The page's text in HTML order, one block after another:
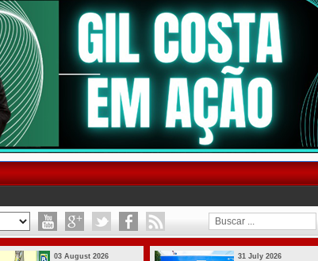
03 August 2026 31 July 2026